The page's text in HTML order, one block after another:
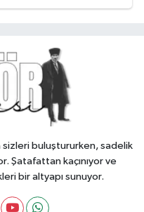
buluştururken, sadelik
Şatafattan kaçınıyor ve
bir altyapı sunuyor.